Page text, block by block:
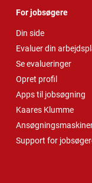
For jobsøgere
Din side
Evaluer din
Se evalueringer
Opret profil
Apps til jobsøgning
Kaares Klumme
Support for